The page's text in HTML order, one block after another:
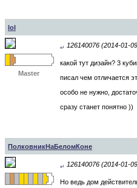
lol
Master
↵ 126140076 (2014-01-
какой тут дизайн? 3
писал чем отличается
особо не нужно,
сразу станет понятно ))
ПолковникНаБеломКоне
↵ 126140076 (2014-01-
Но ведь дом